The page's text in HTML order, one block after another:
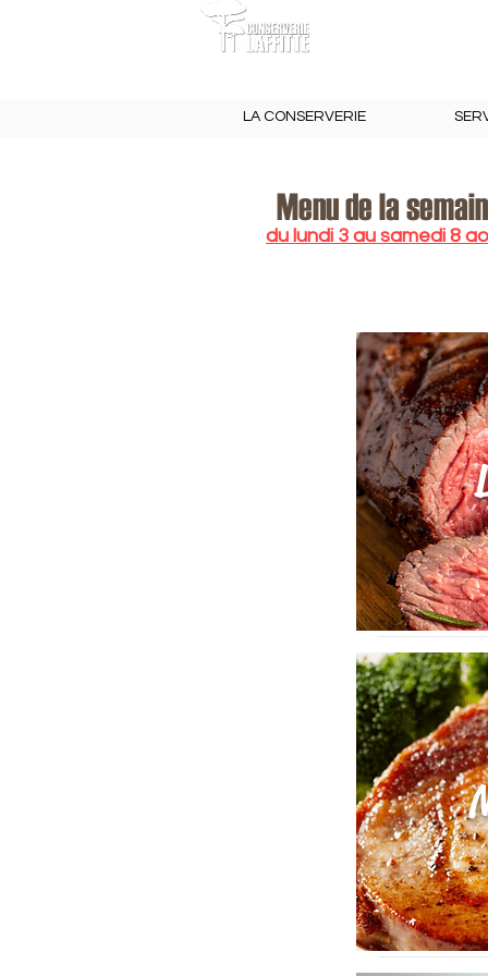
LA CONSERVERIE
Menu de la
du lundi 3 au samedi 8